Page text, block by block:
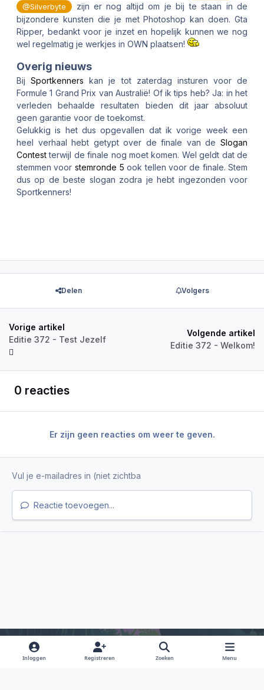
@Silverbyte
zijn er nog altijd om je bij te staan in de
bijzondere kunsten die je met Photoshop kan doen. Gta
Ripper, bedankt voor je inzet en hopelijk kunnen we nog
wel regelmatig je werkjes in OWN plaatsen!
Overig nieuws
BijSportkenners kan je tot zaterdag insturen voor de
Formule 1 Grand Prix van Australië! Of ik tips heb? Ja: in het
verleden behaalde resultaten bieden dit jaar absoluut
geen garantie voor de toekomst.
Gelukkig is het dus opgevallen dat ik vorige week een
heel verhaal hebt getypt over de finale van de Slogan
Contestterwijl de finale nog moet komen. Wel geldt dat de
stemmen voor stemronde 5 ook tellen voor de finale. Stem
dus op de beste slogan zodra je hebt ingezonden voor
Sportkenners!
Delen Volgers
Vorige artikel
Editie 372 - Test Jezelf
Volgende artikel
Editie 372 - Welkom!
0 reacties
Er zijn geen reacties om weer te geven.
Reactie toevoegen...
Light ModeDark ModeSystem Preference
Inloggen Registreren Zoeken Menu